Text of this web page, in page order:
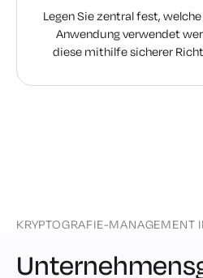
Legen Sie zentral fest,
Anwendung verwendet
diese mithilfe sicherer
KRYPTOGRAFIE-MANAGEMENT